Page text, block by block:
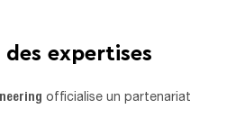
expertises
officialise un partenariat